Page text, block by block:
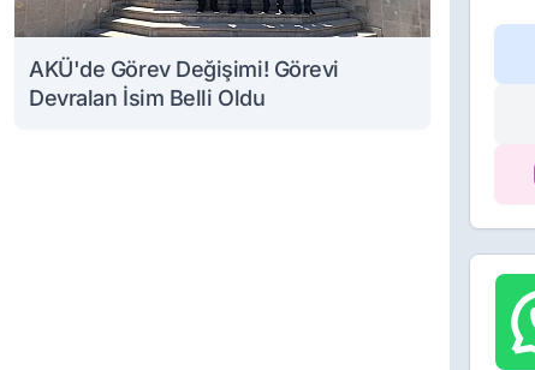
AKÜ'de Görev Değişimi! Görevi
Devralan İsim Belli Oldu